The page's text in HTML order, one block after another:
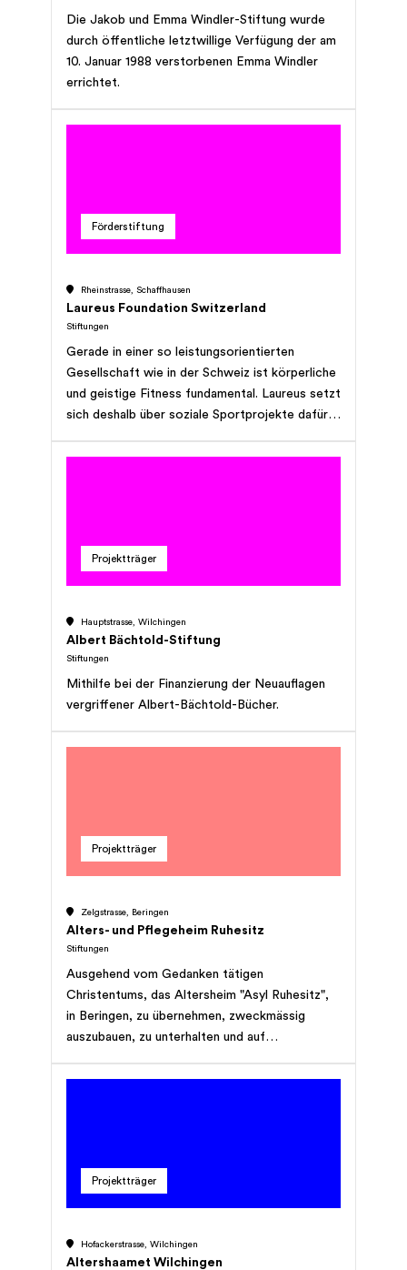
Die Jakob und Emma Windler-Stiftung wurde
durch öffentliche letztwillige Verfügung der am
10. Januar 1988 verstorbenen Emma Windler
errichtet.
Förderstiftung
Rheinstrasse, Schaffhausen
Laureus Foundation Switzerland
Stiftungen
Gerade in einer so leistungsorientierten
Gesellschaft wie in der Schweiz ist körperliche
und geistige Fitness fundamental. Laureus setzt
sich deshalb über soziale Sportprojekte dafür
verbessern und Präventionsarbeit zu leisten.
Projektträger
Hauptstrasse, Wilchingen
Albert Bächtold-Stiftung
Stiftungen
Mithilfe bei der Finanzierung der Neuauflagen
vergriffener Albert-Bächtold-Bücher.
Projektträger
Zelgstrasse, Beringen
Alters- und Pflegeheim Ruhesitz
Stiftungen
Ausgehend vom Gedanken tätigen
Christentums, das Altersheim "Asyl Ruhesitz",
in Beringen, zu übernehmen, zweckmässig
auszubauen, zu unterhalten und auf
Projektträger
Hofackerstrasse, Wilchingen
Altershaamet Wilchingen